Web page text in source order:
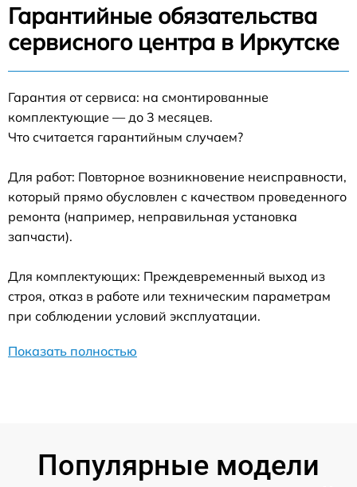
Гарантийные обязательства
сервисного центра в Иркутске
Гарантия от сервиса: на смонтированные
комплектующие — до 3 месяцев.
Что считается гарантийным случаем?
Для работ: Повторное возникновение неисправности,
который прямо обусловлен с качеством проведенного
ремонта (например, неправильная установка
запчасти).
Для комплектующих: Преждевременный выход из
строя, отказ в работе или техническим параметрам
при соблюдении условий эксплуатации.
Показать полностью
Популярные модели